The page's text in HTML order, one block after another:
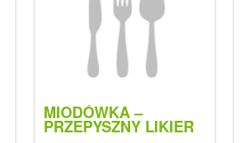
MIODÓWKA –
PRZEPYSZNY LIKIER